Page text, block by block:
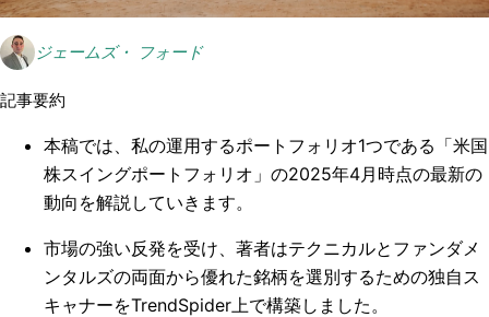
ジェームズ・ フォード
記事要約
本稿では、私の運用するポートフォリオ1つである「米国
株スイングポートフォリオ」の2025年4月時点の最新の
動向を解説していきます。
市場の強い反発を受け、著者はテクニカルとファンダメ
ンタルズの両面から優れた銘柄を選別するための独自ス
キャナーをTrendSpider上で構築しました。